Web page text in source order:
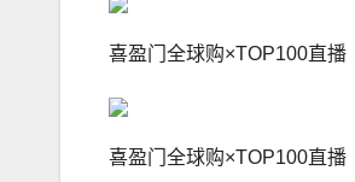
喜盈门全球购×TOP100直播
喜盈门全球购×TOP100直播